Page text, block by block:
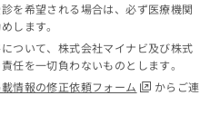
を希望される場合は、必ず医療機関
します。
ついて、株式会社マイナビ及び株式
任を一切負わないものとします。
情報の修正依頼フォーム
からご連